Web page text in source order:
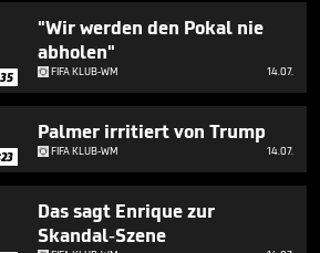
"Wir werden den Pokal nie
abholen"
FIFA KLUB-WM 14.07.
Palmer irritiert von Trump
FIFA KLUB-WM 14.07.
Das sagt Enrique zur
Skandal-Szene